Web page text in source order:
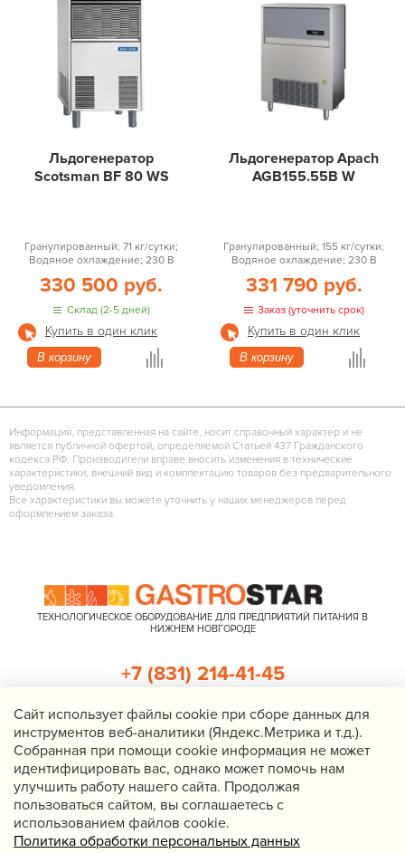
Льдогенератор
Scotsman BF 80 WS
Гранулированный; 71 кг/сутки;
Водяное охлаждение; 230 В
330 500 руб.
Склад (2-5 дней)
Купить в один клик
В корзину
Льдогенератор Apach
AGB155.55B W
Гранулированный; 155 кг/сутки;
Водяное охлаждение; 230 В
331 790 руб.
Заказ (уточнить срок)
Купить в один клик
В корзину
Информация, представленная на сайте, носит справочный характер и не
является публичной офертой, определяемой Статьей 437 Гражданского
кодекса РФ. Производители вправе вносить изменения в технические
характеристики, внешний вид и комплектацию товаров без предварительного
уведомления.
Все характеристики вы можете уточнить у наших менеджеров перед
оформлением заказа.
ТЕХНОЛОГИЧЕСКОЕ ОБОРУДОВАНИЕ ДЛЯ ПРЕДПРИЯТИЙ ПИТАНИЯ В
НИЖНЕМ НОВГОРОДЕ
Нижний Новгород, Казанское шоссе, д. 4, корп. 3, пом. 1
info@gastrostar.ru
Политика конфиденциальности
+7 (831) 214-41-45
Перезвоните мне
Cайт использует файлы cookie при сборе данных для
инструментов веб-аналитики (Яндекс.Метрика и т.д.).
Собранная при помощи cookie информация не может
идентифицировать вас, однако может помочь нам
улучшить работу нашего сайта. Продолжая
пользоваться сайтом, вы соглашаетесь с
использованием файлов cookie.
Политика обработки персональных данных